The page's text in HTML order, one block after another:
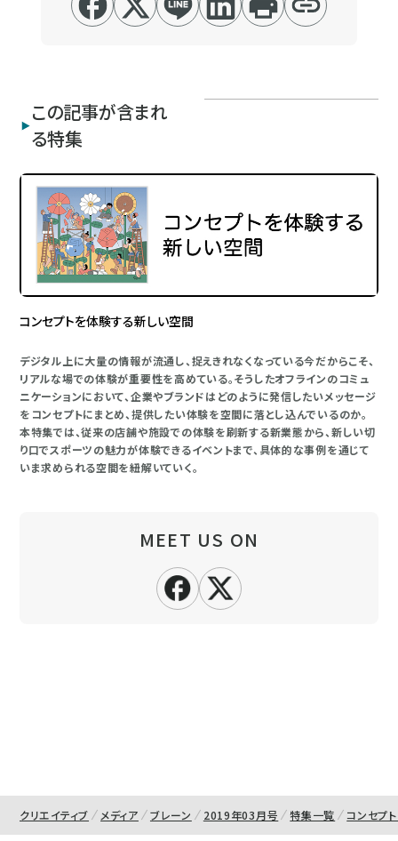
この記事が含まれ
る特集
コンセプトを体験する新しい空間
デジタル上に大量の情報が流通し、捉えきれなくなっている今だからこそ、
リアルな場での体験が重要性を高めている。そうしたオフラインのコミュ
ニケーションにおいて、企業やブランドはどのように発信したいメッセージ
をコンセプトにまとめ、提供したい体験を空間に落とし込んでいるのか。
本特集では、従来の店舗や施設での体験を刷新する新業態から、新しい切
り口でスポーツの魅力が体験できるイベントまで、具体的な事例を通じて
いま求められる空間を紐解いていく。
MEET US ON
クリエイティブ メディア ブレーン 2019年03月号 特集一覧 コンセプ